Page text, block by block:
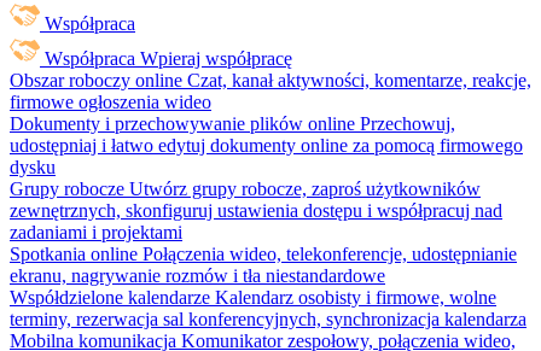
Współpraca
Współpraca Wpieraj współpracę
Obszar roboczy online Czat, kanał aktywności, komentarze, reakcje,
firmowe ogłoszenia wideo
Dokumenty i przechowywanie plików online Przechowuj,
udostępniaj i łatwo edytuj dokumenty online za pomocą firmowego
dysku
Grupy robocze Utwórz grupy robocze, zaproś użytkowników
zewnętrznych, skonfiguruj ustawienia dostępu i współpracuj nad
zadaniami i projektami
Spotkania online Połączenia wideo, telekonferencje, udostępnianie
ekranu, nagrywanie rozmów i tła niestandardowe
Współdzielone kalendarze Kalendarz osobisty i firmowe, wolne
terminy, rezerwacja sal konferencyjnych, synchronizacja kalendarza
Mobilna komunikacja Komunikator zespołowy, połączenia wideo,